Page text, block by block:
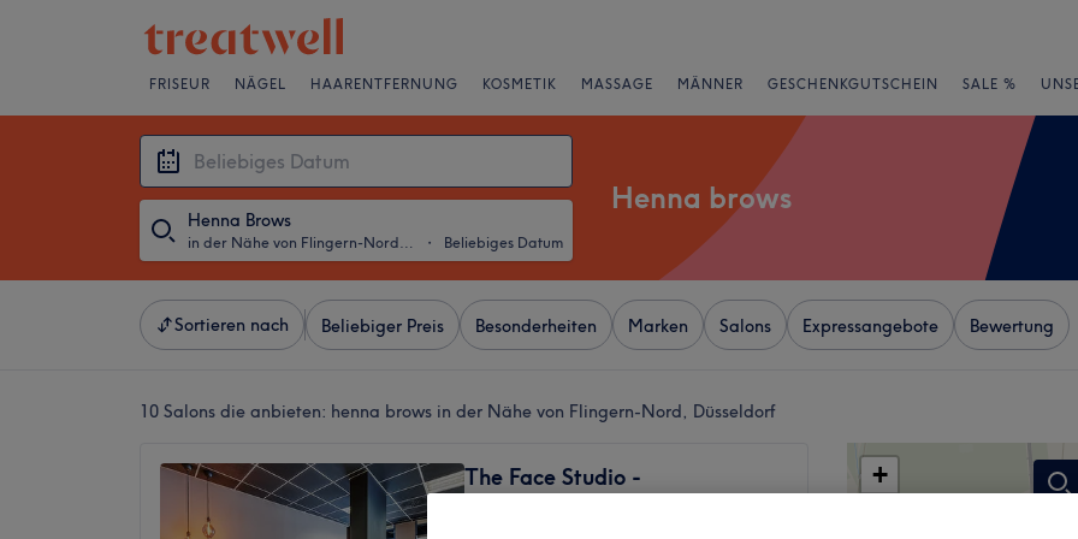
FRISEUR NÄGEL HAARENTFERNUNG KOSMETIK MASSAGE MÄNNER GESCHENKGUTSCHEIN SALE %
Henna Brows
in der Nähe von Flingern-Nord, Düsseldorf ・ Beliebiges Datum
Henna brows
Sortieren nach Beliebiger Preis Besonderheiten Marken Salons Expressangebote Bewertung
10 Salons die anbieten: henna brows in der Nähe von Flingern-Nord, Düsseldorf
The Face Studio -
+